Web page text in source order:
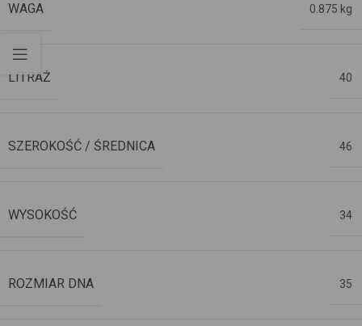
WAGA
0.875 kg
LITRAŻ 40
SZEROKOŚĆ / ŚREDNICA 46
WYSOKOŚĆ 34
ROZMIAR DNA 35